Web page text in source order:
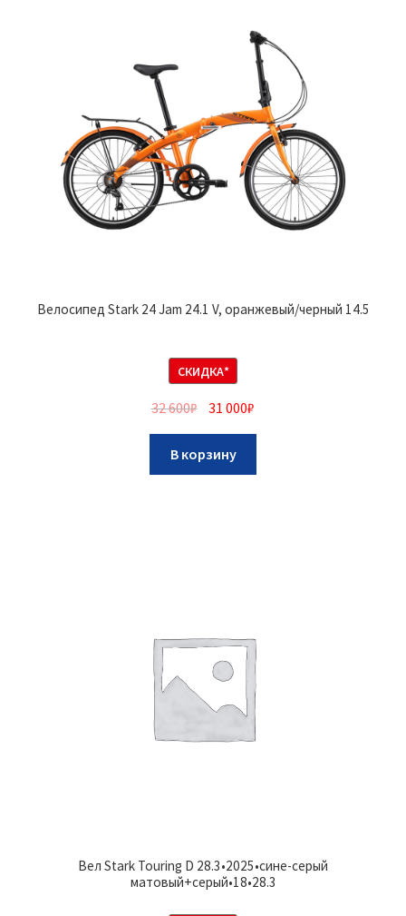
Велосипед Stark 24 Jam 24.1 V, оранжевый/черный 14.5
СКИДКА*
32 600₽ 31 000₽
В корзину
Вел Stark Touring D 28.3•2025•сине-серый
матовый+серый•18•28.3